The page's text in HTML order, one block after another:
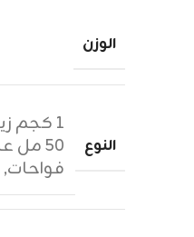
الوزن
النوع
١ كجم زيوت عطرية
٥٠ مل عطر
فواحات,